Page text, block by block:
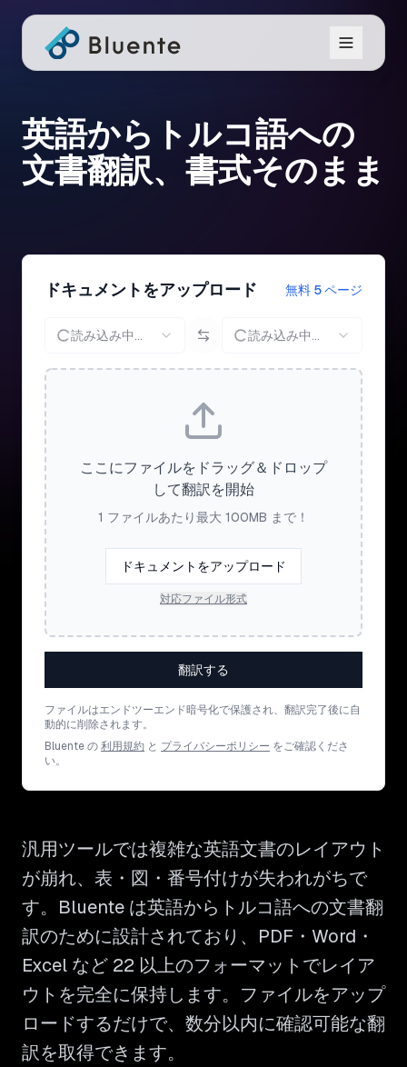
英語からトルコ語への
文書翻訳、書式そのまま
ドキュメントをアップロード 無料 5 ページ
読み込み中... 読み込み中...
ここにファイルをドラッグ＆ドロップ
して翻訳を開始
1 ファイルあたり最大 100MB まで！
ドキュメントをアップロード
対応ファイル形式
翻訳する
ファイルはエンドツーエンド暗号化で保護され、翻訳完了後に自
動的に削除されます。
Bluente の利用規約 と プライバシーポリシー をご確認くださ
い。
汎用ツールでは複雑な英語文書のレイアウト
が崩れ、表・図・番号付けが失われがちで
す。Bluente は英語からトルコ語への文書翻
訳のために設計されており、PDF・Word・
Excel など 22 以上のフォーマットでレイア
ウトを完全に保持します。ファイルをアップ
ロードするだけで、数分以内に確認可能な翻
訳を取得できます。